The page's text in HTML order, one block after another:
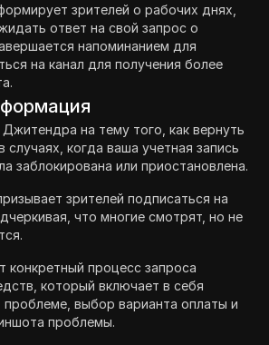
зрителей о рабочих днях,
ответ на свой запрос о
напоминанием для
на канал для получения более
на тему того, как вернуть
случаях, когда ваша учетная запись
заблокирована или приостановлена.
зрителей подписаться на
что многие смотрят, но не
конкретный процесс запроса
который включает в себя
выбор варианта оплаты и
проблемы.